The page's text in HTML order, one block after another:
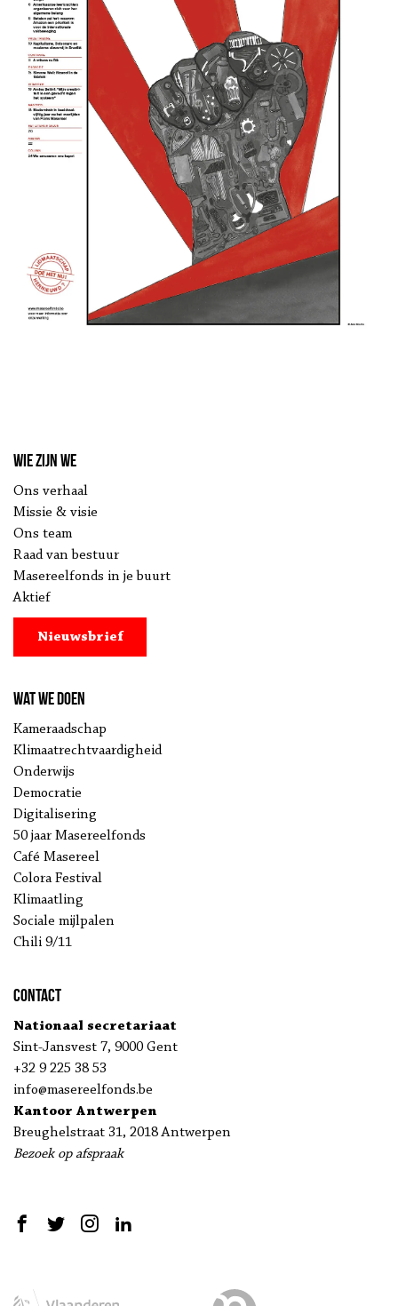
Wie zijn we
Ons verhaal
Missie & visie
Ons team
Raad van bestuur
Masereelfonds in je buurt
Aktief
Nieuwsbrief
Wat we doen
Kameraadschap
Klimaatrechtvaardigheid
Onderwijs
Democratie
Digitalisering
50 jaar Masereelfonds
Café Masereel
Colora Festival
Klimaatling
Sociale mijlpalen
Chili 9/11
Contact
Nationaal secretariaat
Sint-Jansvest 7, 9000 Gent
+32 9 225 38 53
info@masereelfonds.be
Kantoor Antwerpen
Breughelstraat 31, 2018 Antwerpen
Bezoek op afspraak